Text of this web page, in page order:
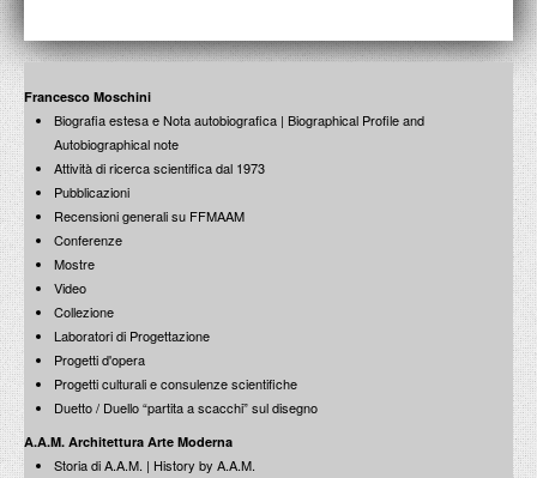
Docente: Prof. Francesco Moschini
1 Ottobre 2008
Francesco Moschini: incontro con Alessandro Cirillo e
Eugenio Messia
Visioni contemporanee
25 marzo 1999
Francesco Moschini: incontro con Giovanni Leoni
Lo scriba di Dio
18 marzo 1999
Francesco Moschini: incontro con Antonio Riondino
15 aprile 1998
Francesco Moschini: incontro con Ugo Colombari e
Giuseppe De Boni
2 aprile 1998
Francesco Moschini
Biografia estesa e Nota autobiografica | Biographical Profile and
Autobiographical note
Attività di ricerca scientifica dal 1973
Pubblicazioni
Recensioni generali su FFMAAM
Conferenze
Mostre
Video
Collezione
Laboratori di Progettazione
Progetti d'opera
Progetti culturali e consulenze scientifiche
Duetto / Duello “partita a scacchi” sul disegno
A.A.M. Architettura Arte Moderna
Storia di A.A.M. | History by A.A.M.